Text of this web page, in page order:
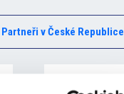
Partneři v České Republice